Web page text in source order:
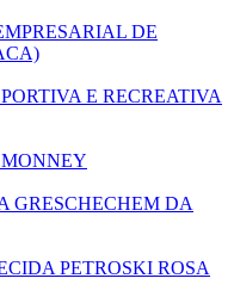
DE
E RECREATIVA
GRESCHECHEM DA
PETROSKI ROSA